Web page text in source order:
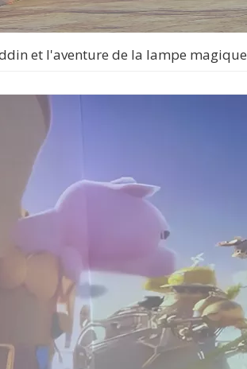
et l'aventure de la lampe magique